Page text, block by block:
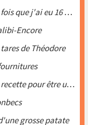
que j'ai eu 16 ans
Encore
de Théodore
pour être un génie
grosse patate